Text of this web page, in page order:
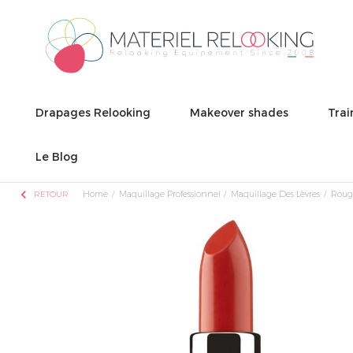
Drapages Relooking Makeover shades
Le Blog
chevron_left RETOUR Home Maquillage Professionnel Maquillage Des Lèvres